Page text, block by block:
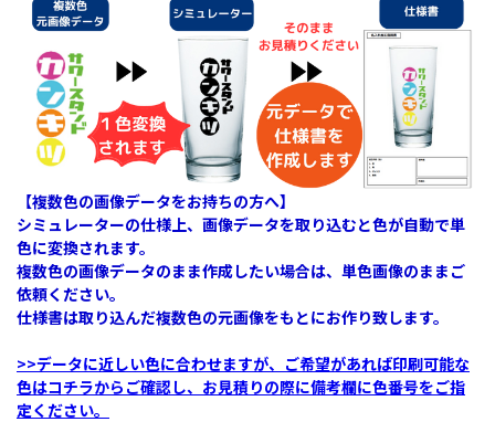
【複数色の画像データをお持ちの方へ】
シミュレーターの仕様上、画像データを取り込むと色が自動で単
色に変換されます。
複数色の画像データのまま作成したい場合は、単色画像のままご
依頼ください。
仕様書は取り込んだ複数色の元画像をもとにお作り致します。
>>データに近しい色に合わせますが、ご希望があれば印刷可能な
色はコチラからご確認し、お見積りの際に備考欄に色番号をご指
定ください。